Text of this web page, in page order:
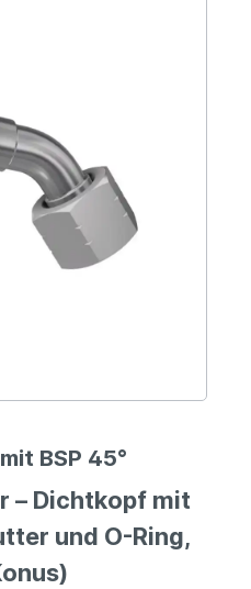
BSP 45°
– Dichtkopf mit
und O-Ring,